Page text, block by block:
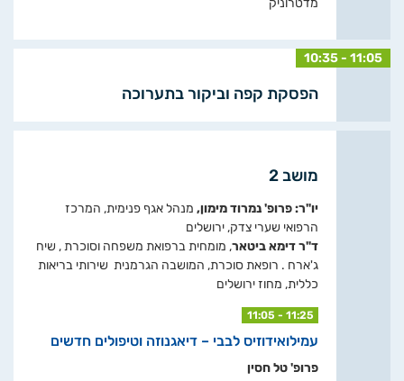
מדטרוניק
10:35 - 11:05
הפסקת קפה וביקור בתערוכה
מושב 2
יו"ר: פרופ' נמרוד מימון, מנהל אגף פנימית, המרכז
הרפואי שערי צדק, ירושלים
ד"ר דימא ביטאר, מומחית ברפואת משפחה וסוכרת , שיח
ג'ארח . רופאת סוכרת, המושבה הגרמנית שירותי בריאות
כללית, מחוז ירושלים
11:05 - 11:25
עמילואידוזיס לבבי – דיאגנוזה וטיפולים חדשים
פרופ' טל חסין